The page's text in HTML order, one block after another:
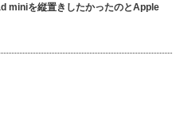
miniを縦置きしたかったのとApple